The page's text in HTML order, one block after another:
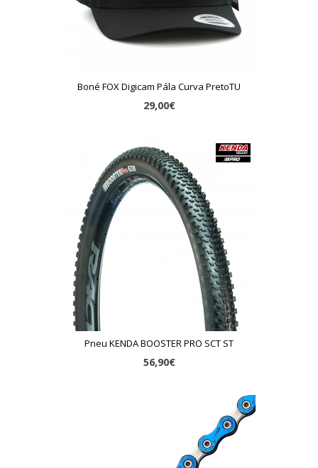
Boné FOX Digicam Pála Curva PretoTU
29,00€
Pneu KENDA BOOSTER PRO SCT ST
56,90€